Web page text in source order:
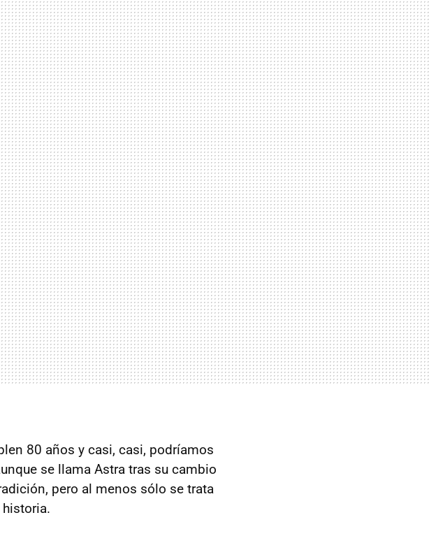
80 años y casi, casi, podríamos
se llama Astra tras su cambio
pero al menos sólo se trata